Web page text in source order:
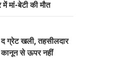
मां-बेटी की मौत
द ग्रेट खली, तहसीलदार
कानून से ऊपर नहीं